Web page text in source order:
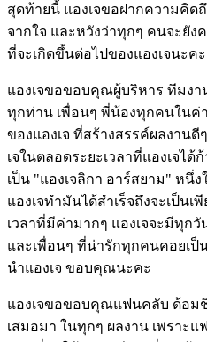
สุดท้ายนี้ แองเจขอฝากความคิ
จากใจ และหวังว่าทุกๆ คนจะยัง
ที่จะเกิดขึ้นต่อไปของแองเจนะคะ
แองเจขอขอบคุณผู้บริหาร ทีมงา
ทุกท่าน เพื่อนๆ พี่น้องทุกคนในค่
ของแองเจ ที่สร้างสรรค์ผลงาน
เจในตลอดระยะเวลาที่แองเจไ
เป็น "แองเจลิกา อาร์สยาม" หนึ่
แองเจทำมันได้สำเร็จถึงจะเป็นเ
เวลาที่มีค่ามากๆ แองเจจะมีทุก
และเพื่อนๆ ที่น่ารักทุกคนคอยเป็
นำแองเจ ขอบคุณนะคะ
แองเจขอขอบคุณแฟนคลับ ด้อม
เสมอมา ในทุกๆ ผลงาน เพราะ